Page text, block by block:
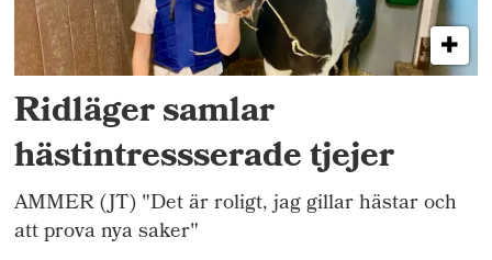
Ridläger samlar
hästintressserade tjejer
AMMER (JT) "Det är roligt, jag gillar hästar och
att prova nya saker"